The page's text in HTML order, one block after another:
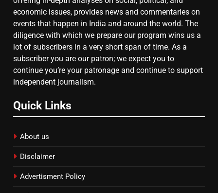
दिल्ली कोर्ट ने IRCTC घोटाले में आरोप
तय किए
economic issues, provides news and commentaries on
events that happen in India and around the world. The
diligence with which we prepare our program wins us a
lot of subscribers in a very short span of time. As a
subscriber you are our patron; we expect you to
continue you’re your patronage and continue to support
independent journalism.
Quick Links
About us
Disclaimer
Advertisment Policy